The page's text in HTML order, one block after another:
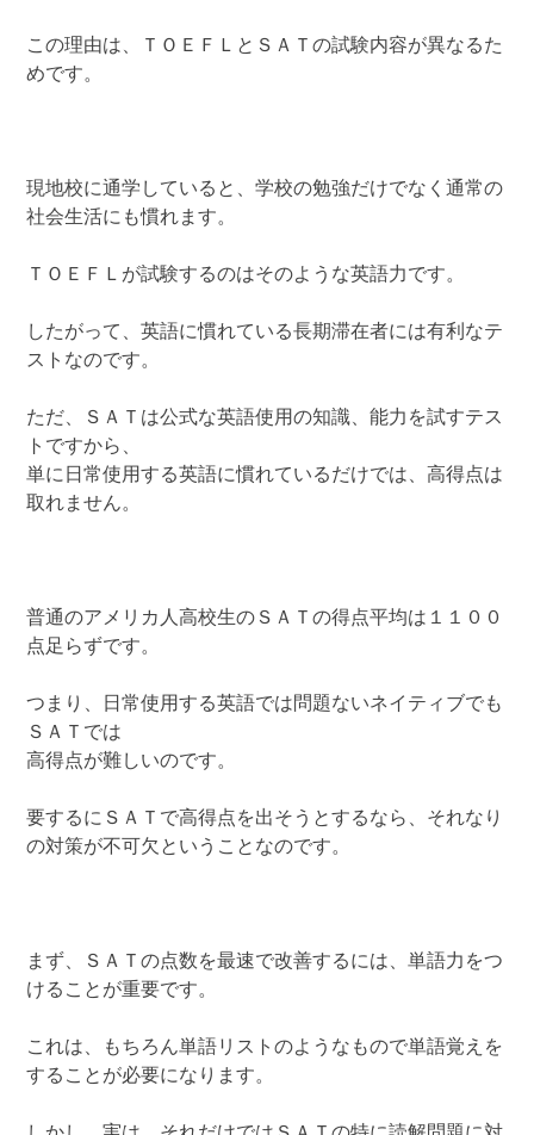
この理由は、ＴＯＥＦＬとＳＡＴの試験内容が異なるた
めです。
現地校に通学していると、学校の勉強だけでなく通常の
社会生活にも慣れます。
ＴＯＥＦＬが試験するのはそのような英語力です。
したがって、英語に慣れている長期滞在者には有利なテ
ストなのです。
ただ、ＳＡＴは公式な英語使用の知識、能力を試すテス
トですから、
単に日常使用する英語に慣れているだけでは、高得点は
取れません。
普通のアメリカ人高校生のＳＡＴの得点平均は１１００
点足らずです。
つまり、日常使用する英語では問題ないネイティブでも
ＳＡＴでは
高得点が難しいのです。
要するにＳＡＴで高得点を出そうとするなら、それなり
の対策が不可欠ということなのです。
まず、ＳＡＴの点数を最速で改善するには、単語力をつ
けることが重要です。
これは、もちろん単語リストのようなもので単語覚えを
することが必要になります。